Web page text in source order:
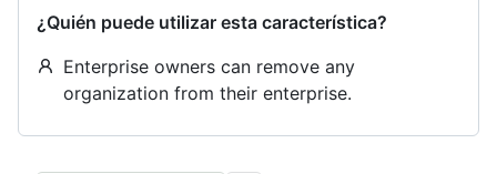
¿Quién puede utilizar esta característica?
Enterprise owners can remove any
organization from their enterprise.